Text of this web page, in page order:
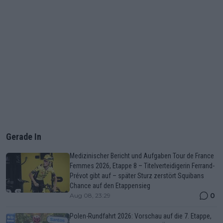
Gerade In
Medizinischer Bericht und Aufgaben Tour de France
Femmes 2026, Etappe 8 – Titelverteidigerin Ferrand-
Prévot gibt auf – später Sturz zerstört Squibans
Chance auf den Etappensieg
Aug 08, 23:29 0
Polen-Rundfahrt 2026: Vorschau auf die 7. Etappe,